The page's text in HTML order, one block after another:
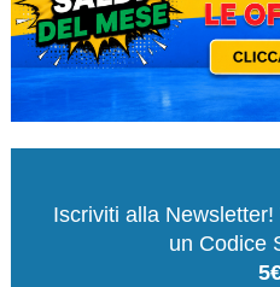
Iscriviti alla
un Codice